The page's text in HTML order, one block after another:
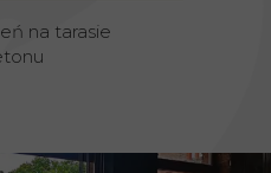
na tarasie